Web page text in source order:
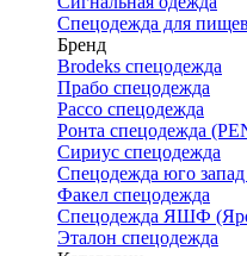
Спецодежда для
Бренд
Brodeks спецодежда
Прабо спецодежда
Рассо спецодежда
Ронта спецодежда
Сириус спецодежда
Спецодежда юго
Факел спецодежда
Спецодежда ЯШФ
Эталон спецодежда